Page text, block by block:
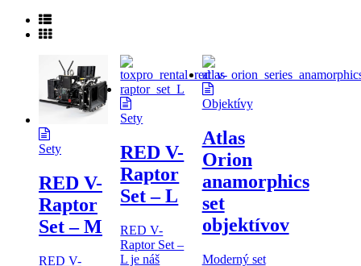
Sety
RED V-
Raptor
Set – M
RED V-
Sety
RED V-
Raptor
Set – L
RED V-
Raptor Set –
L je náš
Objektívy
Atlas
Orion
anamorphics
set
objektívov
Moderný set